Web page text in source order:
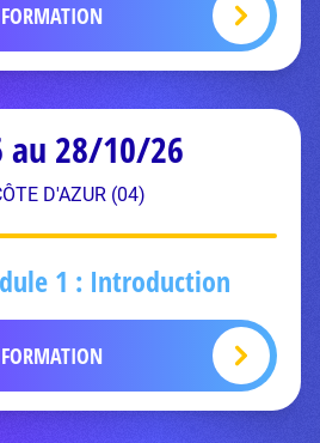
au 28/10/26
D'AZUR (04)
1 : Introduction